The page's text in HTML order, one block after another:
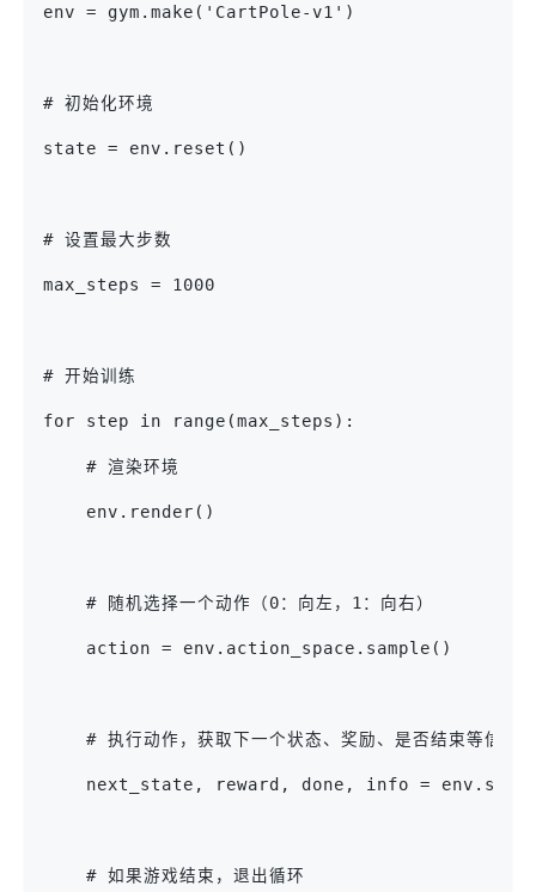
env = gym.make('CartPole-v1')
# 初始化环境
state = env.reset()
# 设置最大步数
max_steps = 1000
# 开始训练
for step in range(max_steps):
    # 渲染环境
    env.render()
    # 随机选择一个动作（0：向左，1：向右）
    action = env.action_space.sample()
    # 执行动作，获取下一个状态、奖励、是否结束等信息
next_state, reward, done, info =
    # 如果游戏结束，退出循环